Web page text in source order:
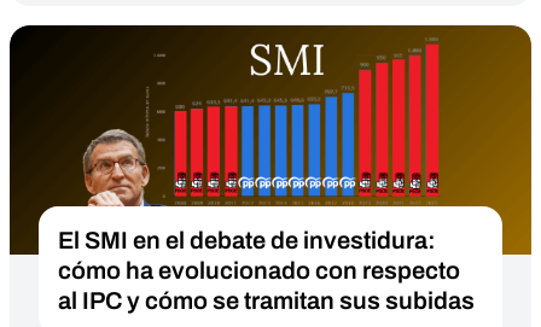
El SMI en el debate de investidura:
cómo ha evolucionado con respecto
al IPC y cómo se tramitan sus subidas